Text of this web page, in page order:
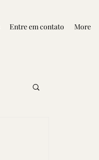
Entre em contato More